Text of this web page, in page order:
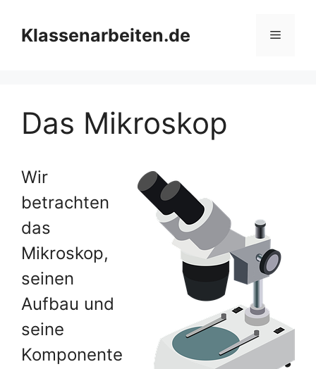
Inhalt
springenKlassenarbeiten.de Menü
Das Mikroskop
Wir
betrachten
das
Mikroskop,
seinen
Aufbau und
seine
Komponente